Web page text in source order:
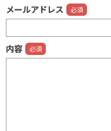
メールアドレス
内容